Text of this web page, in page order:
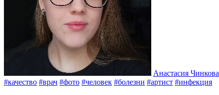
Анастасия Чинкова
#качество #врач #фото #человек #болезни #артист #инфекция